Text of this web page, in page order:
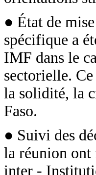
● État de
spécifique a
IMF dans le
sectorielle.
la solidité, la
Faso.
● Suivi des
la réunion ont
inter -